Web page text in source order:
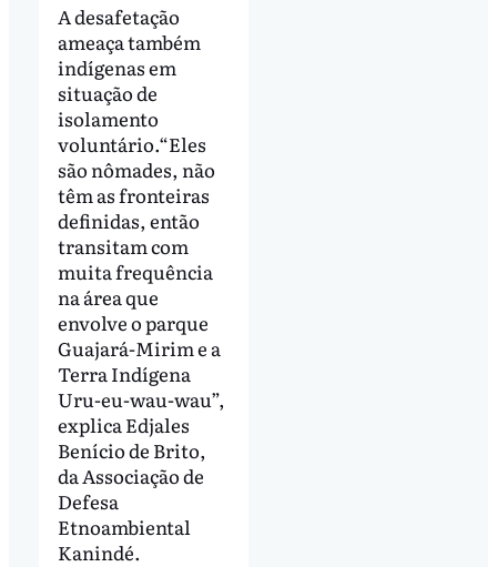
A desafetação
ameaça também
indígenas em
situação de
isolamento
voluntário.“Eles
são nômades, não
têm as fronteiras
definidas, então
transitam com
muita frequência
na área que
envolve o parque
Guajará-Mirim e a
Terra Indígena
Uru-eu-wau-wau”,
explica Edjales
Benício de Brito,
da Associação de
Defesa
Etnoambiental
Kanindé.